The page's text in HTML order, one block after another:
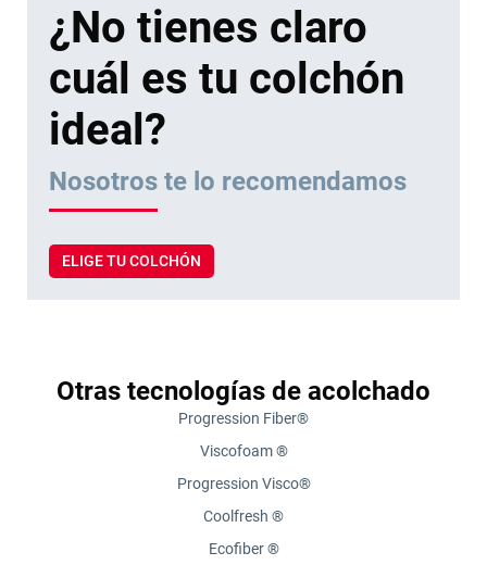
¿No tienes claro
cuál es tu colchón
ideal?
Nosotros te lo recomendamos
ELIGE TU COLCHÓN
Otras tecnologías de acolchado
Progression Fiber®
Viscofoam ®
Progression Visco®
Coolfresh ®
Ecofiber ®